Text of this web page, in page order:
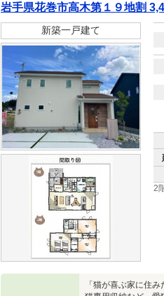
岩手県花巻市高木第１９地割
新築一戸建て
2
「猫が喜ぶ家に住